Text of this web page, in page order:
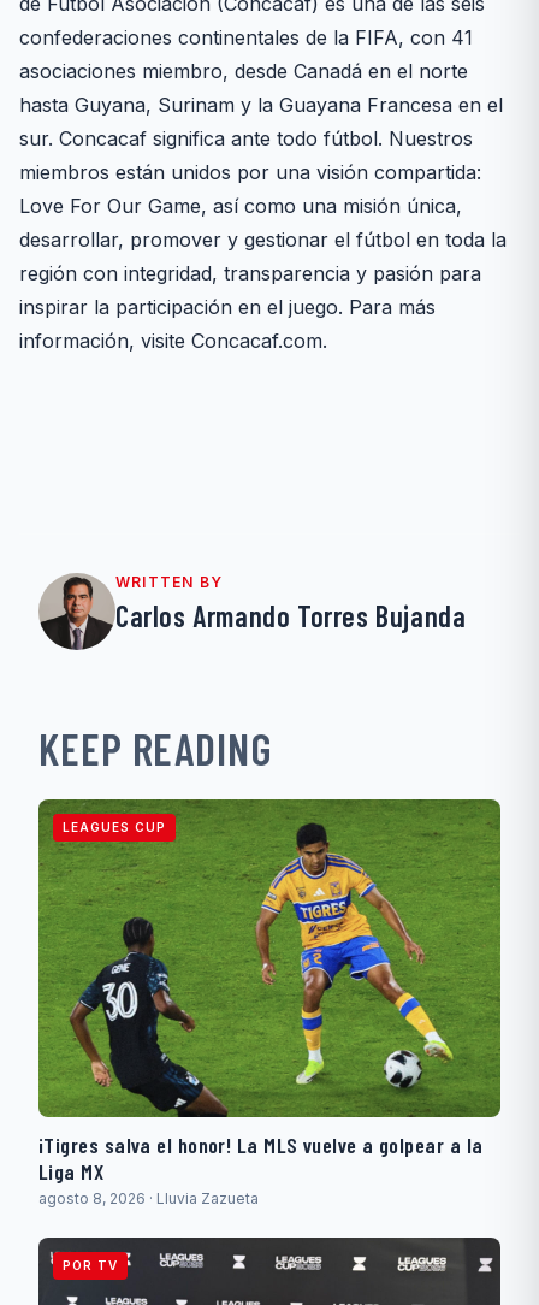
confederaciones continentales de la FIFA, con 41
asociaciones miembro, desde Canadá en el norte
hasta Guyana, Surinam y la Guayana Francesa en el
sur. Concacaf significa ante todo fútbol. Nuestros
miembros están unidos por una visión compartida:
Love For Our Game, así como una misión única,
desarrollar, promover y gestionar el fútbol en toda la
región con integridad, transparencia y pasión para
inspirar la participación en el juego. Para más
información, visite Concacaf.com.
WRITTEN BY
Carlos Armando Torres Bujanda
KEEP READING
LEAGUES CUP
¡Tigres salva el honor! La MLS vuelve a golpear a la
Liga MX
agosto 8, 2026 · Lluvia Zazueta
POR TV